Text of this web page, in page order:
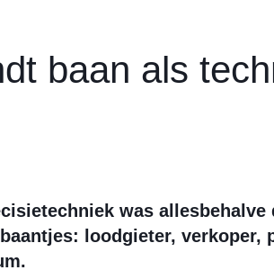
baan als
was allesbehalve
loodgieter, verkoper,